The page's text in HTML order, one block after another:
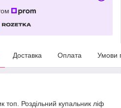
Доставка Оплата Умови
топ. Роздільний купальник ліф